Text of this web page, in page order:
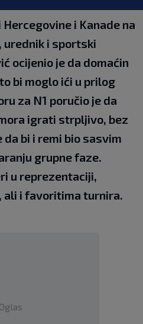
i Kanade na
urednik i sportski
ocijenio je da domaćin
bi moglo ići u prilog
za N1 poručio je da
igrati strpljivo, bez
bi i remi bio sasvim
grupne faze.
u reprezentaciji,
ali i favoritima turnira.
Oglas